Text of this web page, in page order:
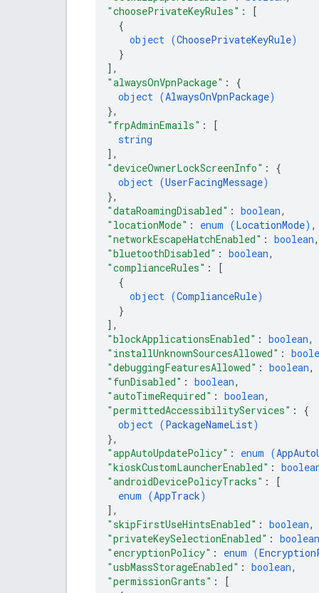
"choosePrivateKeyRules" :
[
{
object (ChoosePrivateKeyRule)
}
] ,
"alwaysOnVpnPackage" : {
object (AlwaysOnVpnPackage)
},
"frpAdminEmails" :
[
string
] ,
"deviceOwnerLockScreenInfo" : {
object (UserFacingMessage)
},
"dataRoamingDisabled" : boolean,
"locationMode" : enum (LocationMode) ,
"networkEscapeHatchEnabled" : boolean,
"bluetoothDisabled" : boolean,
"complianceRules" :
[
{
object (ComplianceRule)
}
] ,
"blockApplicationsEnabled" : boolean,
"installUnknownSourcesAllowed" :
"debuggingFeaturesAllowed" : boolean,
"funDisabled" : boolean,
"autoTimeRequired" : boolean,
"permittedAccessibilityServices" : {
object (PackageNameList)
},
"appAutoUpdatePolicy" : enum (
"kioskCustomLauncherEnabled" :
"androidDevicePolicyTracks" :
[
enum (AppTrack)
] ,
"skipFirstUseHintsEnabled" : boolean,
"privateKeySelectionEnabled" : boolean
"encryptionPolicy" : enum (
"usbMassStorageEnabled" : boolean,
"permissionGrants" :
[